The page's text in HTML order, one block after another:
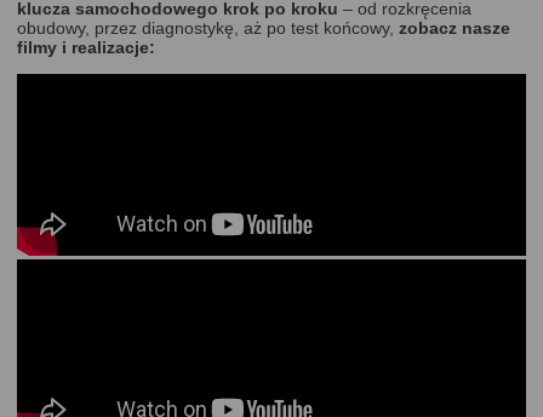
klucza samochodowego krok po kroku – od rozkręcenia
obudowy, przez diagnostykę, aż po test końcowy, zobacz nasze
filmy i realizacje: